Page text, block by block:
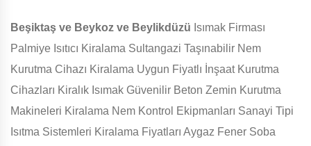
Beşiktaş ve Beykoz ve Beylikdüzü Isımak Firması
Palmiye Isıtıcı Kiralama Sultangazi Taşınabilir Nem
Kurutma Cihazı Kiralama Uygun Fiyatlı İnşaat Kurutma
Cihazları Kiralık Isımak Güvenilir Beton Zemin Kurutma
Makineleri Kiralama Nem Kontrol Ekipmanları Sanayi Tipi
Isıtma Sistemleri Kiralama Fiyatları Aygaz Fener Soba